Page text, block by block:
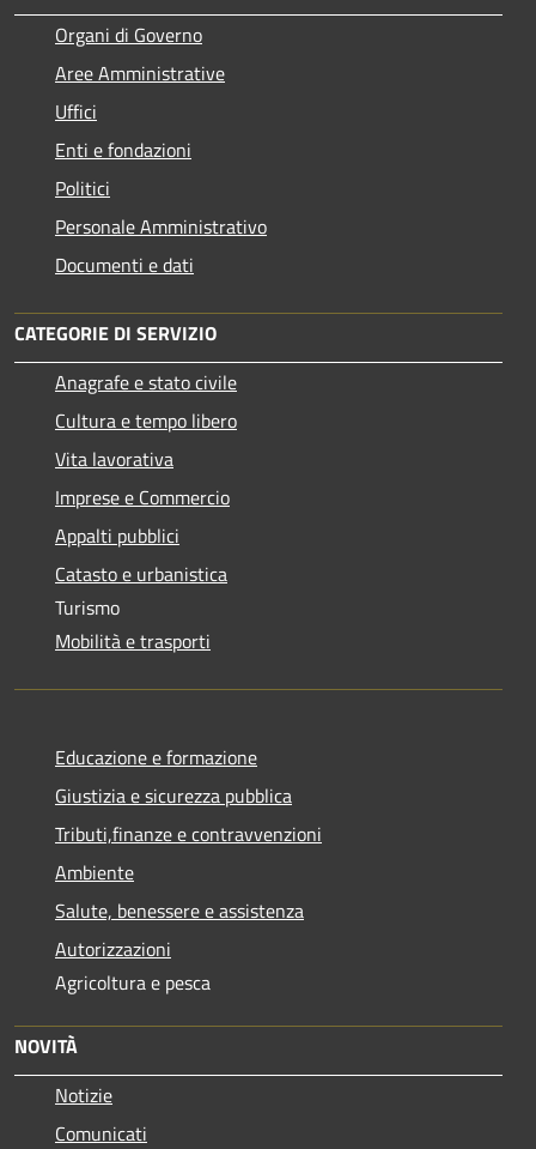
Organi di Governo
Aree Amministrative
Uffici
Enti e fondazioni
Politici
Personale Amministrativo
Documenti e dati
CATEGORIE DI SERVIZIO
Anagrafe e stato civile
Cultura e tempo libero
Vita lavorativa
Imprese e Commercio
Appalti pubblici
Catasto e urbanistica
Turismo
Mobilità e trasporti
Educazione e formazione
Giustizia e sicurezza pubblica
Tributi,finanze e contravvenzioni
Ambiente
Salute, benessere e assistenza
Autorizzazioni
Agricoltura e pesca
NOVITÀ
Notizie
Comunicati